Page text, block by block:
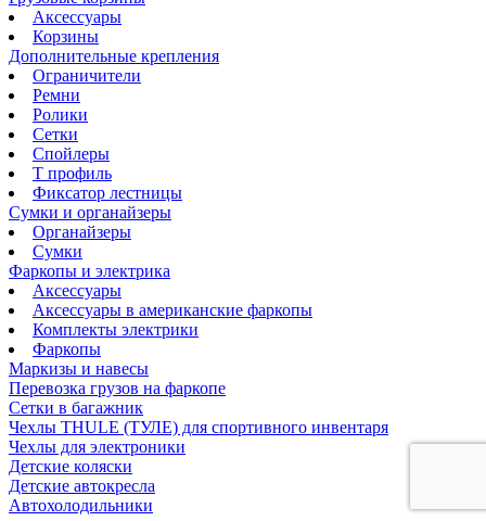
Аксессуары
Корзины
Дополнительные крепления
Ограничители
Ремни
Ролики
Сетки
Спойлеры
Т профиль
Фиксатор лестницы
Сумки и органайзеры
Органайзеры
Сумки
Фаркопы и электрика
Аксессуары
Аксессуары в американские фаркопы
Комплекты электрики
Фаркопы
Маркизы и навесы
Перевозка грузов на фаркопе
Сетки в багажник
Чехлы THULE (ТУЛЕ) для спортивного инвентаря
Чехлы для электроники
Детские коляски
Детские автокресла
Автохолодильники